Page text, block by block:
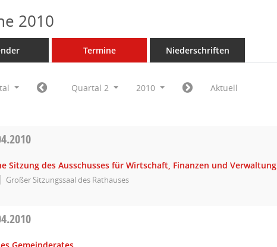
2010
Termine Niederschriften
Quartal 2 2010 Aktuell
Sitzung des Ausschusses für Wirtschaft, Finanzen und Verwaltung
Großer Sitzungssaal des Rathauses